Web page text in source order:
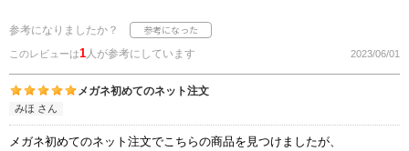
参考になりましたか？
このレビューは1人が参考にしています 2023/06/01
メガネ初めてのネット注文
みほ さん
メガネ初めてのネット注文でこちらの商品を見つけましたが、